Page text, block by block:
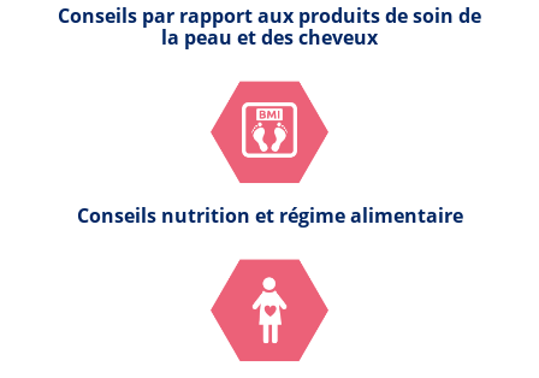
Conseils par rapport aux produits de soin de
la peau et des cheveux
Conseils nutrition et régime alimentaire